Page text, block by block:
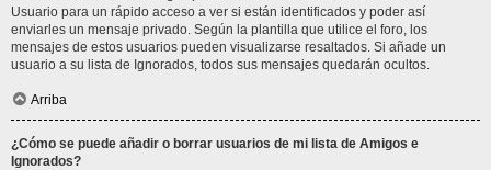
Usuario para un rápido acceso a ver si están identificados y poder así
enviarles un mensaje privado. Según la plantilla que utilice el foro, los
mensajes de estos usuarios pueden visualizarse resaltados. Si añade un
usuario a su lista de Ignorados, todos sus mensajes quedarán ocultos.
Arriba
¿Cómo se puede añadir o borrar usuarios de mi lista de Amigos e
Ignorados?